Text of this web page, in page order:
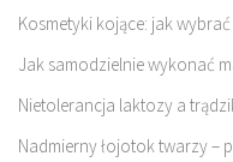
Kosmetyki kojące: jak
Jak samodzielnie wykonać
Nietolerancja laktozy a
Nadmierny łojotok twarzy –